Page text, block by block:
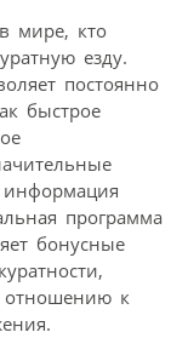
мире, кто
езду.
постоянно
быстрое
программа
бонусные
отношению к